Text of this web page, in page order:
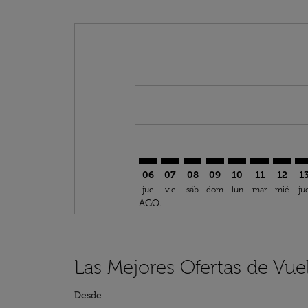
06
jue
AGO.
07
vie
08
sáb
09
dom
10
lun
11
mar
12
mié
Las Mejores Ofertas de
Desde